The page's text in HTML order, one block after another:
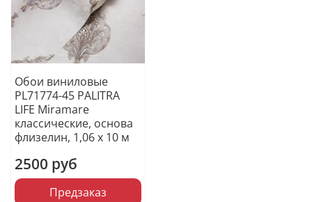
Обои виниловые
PL71774-45 PALITRA
LIFE Miramare
классические, основа
флизелин, 1,06 х 10 м
2500 руб
Предзаказ